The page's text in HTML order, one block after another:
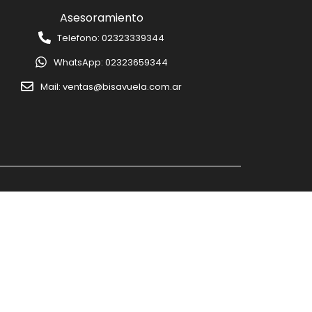
Asesoramiento
Telefono: 02323339344
WhatsApp: 02323659344
Mail: ventas@bisavuela.com.ar